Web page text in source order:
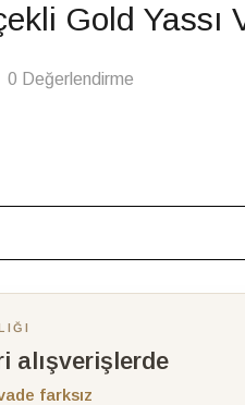
Gold Yassı
0 Değerlendirme
alışverişlerde
farksız